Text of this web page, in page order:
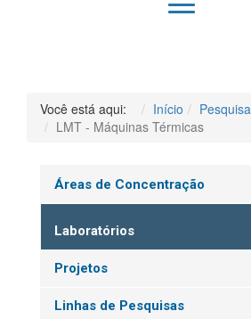
QUEM SOMOS
Você está aqui: Início Pesquisa
LMT - Máquinas Térmicas
Áreas de Concentração
Laboratórios
Projetos
Linhas de Pesquisas